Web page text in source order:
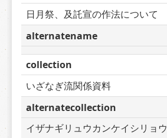
日月祭、及託宣の作法について
alternatename
collection
いざなぎ流関係資料
alternatecollection
イザナギリュウカンケイシリョウ